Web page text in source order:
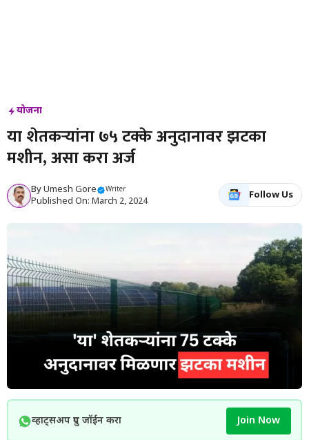
योजना
या शेतकऱ्यांना ७५ टक्के अनुदानावर झटका
मशीन, असा करा अर्ज
ByUmesh Gore Writer
Published On: March 2, 2024
Follow Us
व्हाट्सअप ग्रुप जॉईन करा Join Now